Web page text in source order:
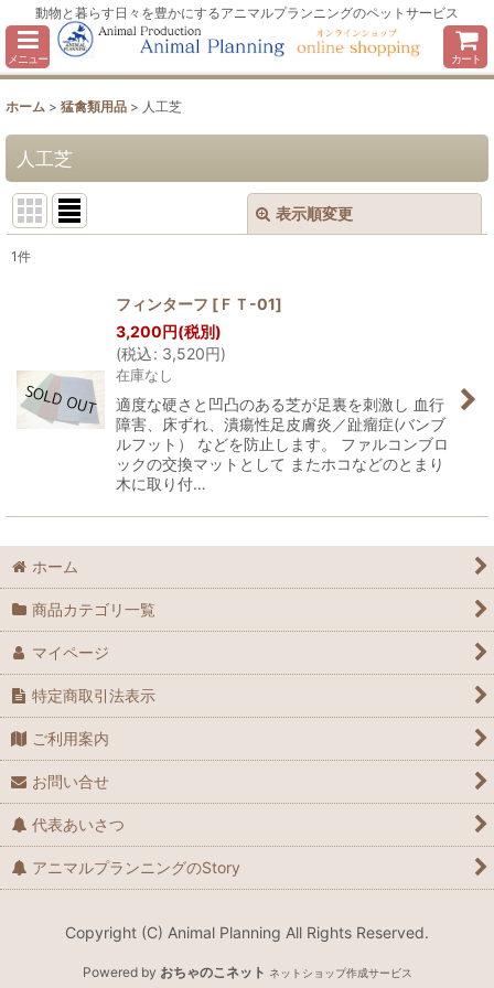
動物と暮らす日々を豊かにするアニマルプランニングのペットサービス
メニュー カート
ホーム > 猛禽類用品 > 人工芝
人工芝
表示順変更
絞り込む
1件
フィンターフ [ ＦＴ-01]
3,200円(税別)
(税込: 3,520円)
在庫なし
適度な硬さと凹凸のある芝が足裏を刺激し 血行
障害、床ずれ、潰瘍性足皮膚炎／趾瘤症(バンブ
ルフット） などを防止します。 ファルコンブロ
ックの交換マットとして またホコなどのとまり
木に取り付…
ホーム
商品カテゴリ一覧
マイページ
特定商取引法表示
ご利用案内
お問い合せ
代表あいさつ
アニマルプランニングのStory
Copyright (C) Animal Planning All Rights Reserved.
Powered by おちゃのこネット ネットショップ作成サービス